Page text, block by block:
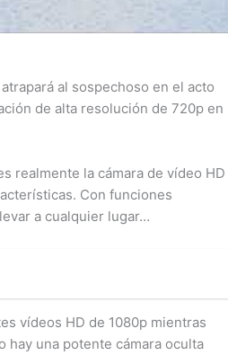
al sospechoso en el acto
de alta resolución de 720p en
realmente la cámara de vídeo HD
Con funciones
a cualquier lugar…
vídeos HD de 1080p mientras
una potente cámara oculta